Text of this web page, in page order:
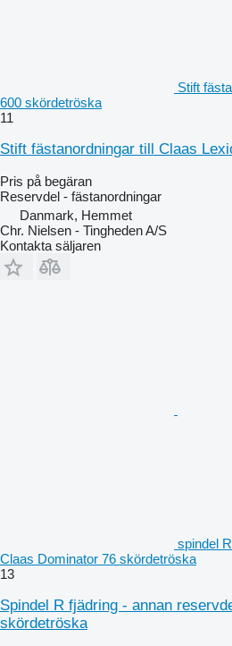
Stift
600 skördetröska
11
Stift fästanordningar till Claas
Pris på begäran
Reservdel - fästanordningar
Danmark, Hemmet
Chr. Nielsen - Tingheden A/S
Kontakta säljaren
spindel
Claas Dominator 76 skördetröska
13
Spindel R fjädring - annan
skördetröska